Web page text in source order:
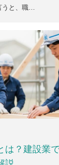
と、職…
は？建設業